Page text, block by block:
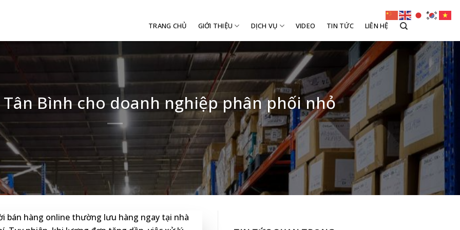
TRANG CHỦ GIỚI THIỆU DỊCH VỤ VIDEO TIN TỨC LIÊN HỆ
Bình cho doanh nghiệp phân phối nhỏ
bán hàng online thường lưu hàng ngay tại nhà